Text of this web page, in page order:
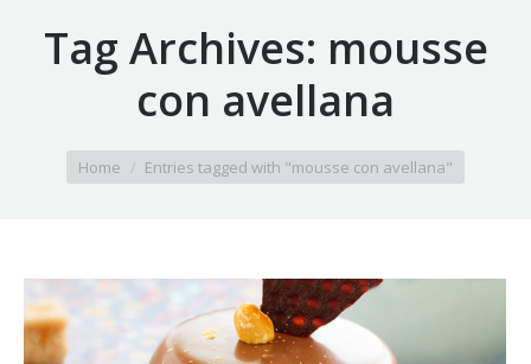
Tag Archives: mousse
con avellana
You are here:
Home Entries tagged with "mousse con avellana"